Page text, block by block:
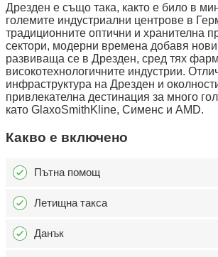
Дрезден е също така, както е било в
големите индустриални центрове в
традиционните оптични и хранителна
сектори, модерни времена добавя
развиваща се в Дрезден, сред тях
високотехнологичните индустрии.
инфраструктура на Дрезден и
привлекателна дестинация за много
като GlaxoSmithKline, Сименс и AMD.
Какво е включено
Пътна помощ
Летищна такса
Данък